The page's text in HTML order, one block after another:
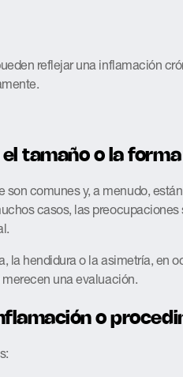
reflejar una inflamación
tamaño o la forma
comunes y, a menudo,
casos, las preocupaciones
la hendidura o la asimetría, en
una evaluación.
o